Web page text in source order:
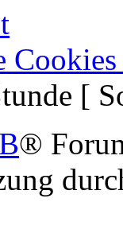
Cookies
[
®